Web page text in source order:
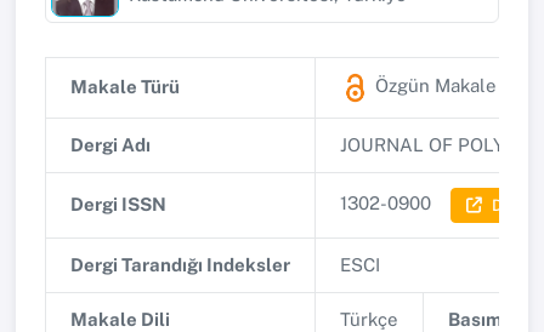
Makale Türü Özgün Makale
Dergi Adı JOURNAL OF
Dergi ISSN 1302-0900 Dergi
Dergi Tarandığı Indeksler ESCI
Makale Dili Türkçe Basım